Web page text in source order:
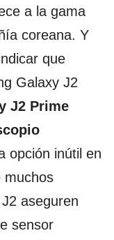
a la gama
coreana. Y
que
Galaxy J2
J2 Prime
opción inútil en
muchos
aseguren
sensor